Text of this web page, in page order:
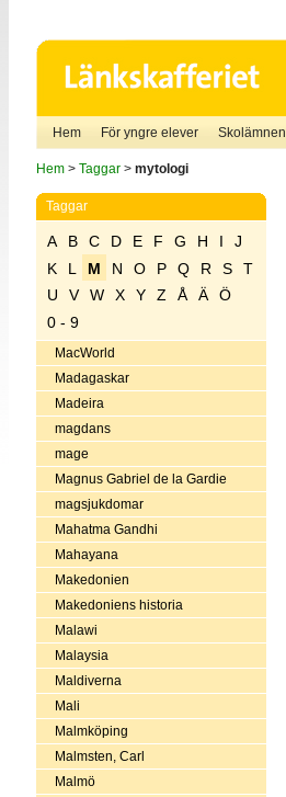
Hem För yngre elever Skolämnen
Hem> Taggar> mytologi
Taggar
A B C D E F G H I
J
K
L M N O P Q R S
T
U
V W X Y Z Å Ä
Ö
0 - 9
MacWorld
Madagaskar
Madeira
magdans
mage
Magnus Gabriel de la Gardie
magsjukdomar
Mahatma Gandhi
Mahayana
Makedonien
Makedoniens historia
Malawi
Malaysia
Maldiverna
Mali
Malmköping
Malmsten, Carl
Malmö